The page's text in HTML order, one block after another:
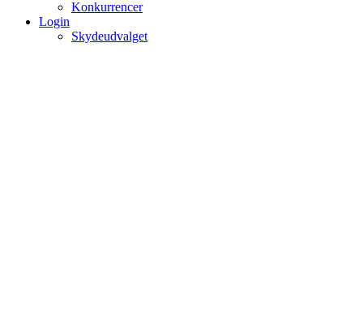
Konkurrencer
Login
Skydeudvalget